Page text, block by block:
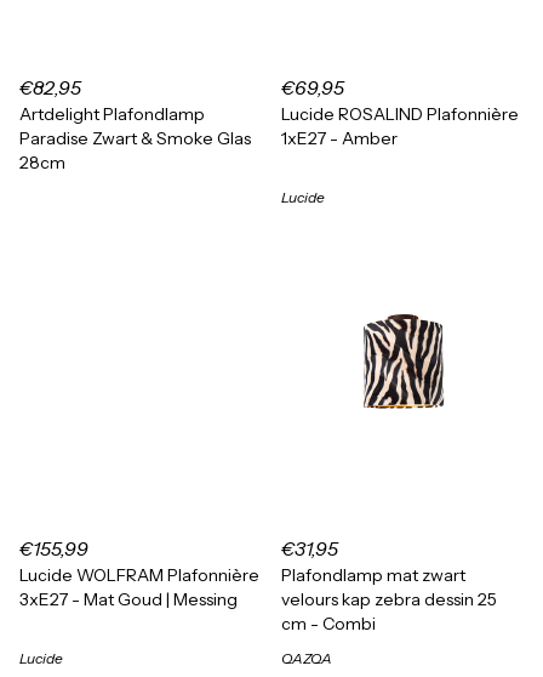
€82,95
Artdelight Plafondlamp
Paradise Zwart & Smoke Glas
28cm
€69,95
Lucide ROSALIND Plafonnière
1xE27 - Amber
Lucide
€155,99
Lucide WOLFRAM Plafonnière
3xE27 - Mat Goud | Messing
Lucide
€31,95
Plafondlamp mat zwart
velours kap zebra dessin 25
cm - Combi
QAZQA